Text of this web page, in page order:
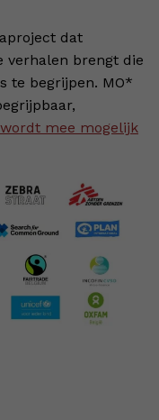
dat
verhalen brengt die
te begrijpen. MO*
mee mogelijk